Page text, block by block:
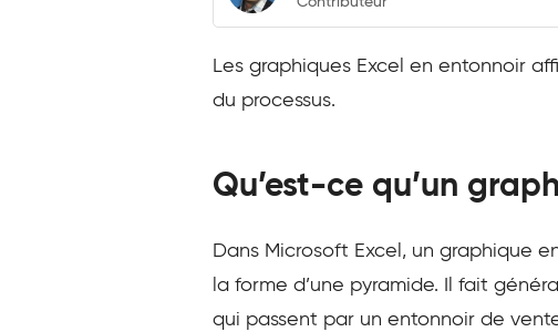
Les graphiques Excel en entonnoir
du processus.
Qu’est-ce qu’un
Dans Microsoft Excel, un graphique
la forme d’une pyramide. Il fait
qui passent par un entonnoir de